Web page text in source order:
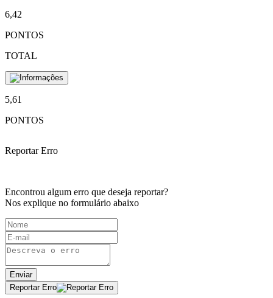
6,42
PONTOS
TOTAL
5,61
PONTOS
Reportar Erro
Encontrou algum erro que deseja reportar?
Nos explique no formulário abaixo
Enviar
Reportar Erro